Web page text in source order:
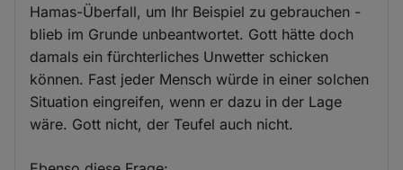
Hamas-Überfall, um Ihr Beispiel zu gebrauchen -
blieb im Grunde unbeantwortet. Gott hätte doch
damals ein fürchterliches Unwetter schicken
können. Fast jeder Mensch würde in einer solchen
Situation eingreifen, wenn er dazu in der Lage
wäre. Gott nicht, der Teufel auch nicht.